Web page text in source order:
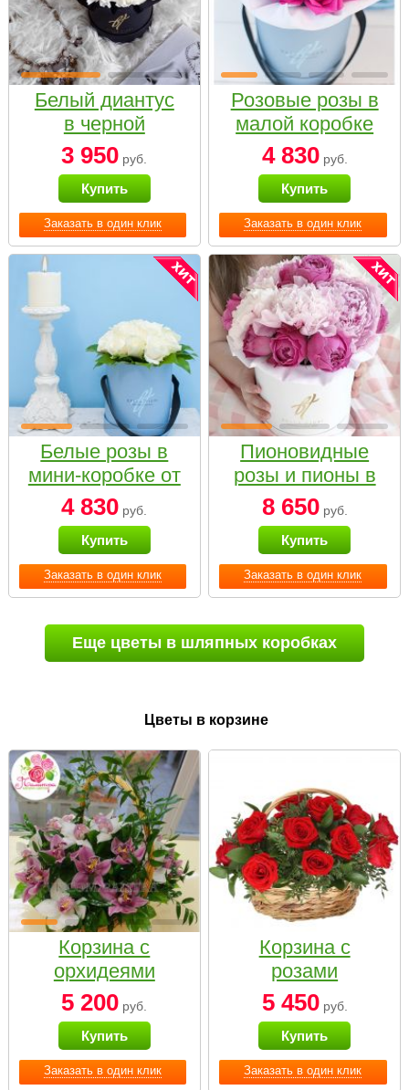
Заказать в один клик
Белый диантус
в черной
коробке Small
3 950 руб.
Купить
Заказать в один клик
Розовые розы в
малой коробке
4 830руб.
Купить
Заказать в один клик
Белые розы в
мини-коробке от
Bella Fiori
4 830 руб.
Купить
Заказать в один клик
Пионовидные
розы и пионы в
белой коробке
Small
8 650руб.
Купить
Еще цветы в шляпных коробках
Цветы в корзине
Заказать в один клик
Корзина с
орхидеями
малая
5 200 руб.
Купить
Заказать в один клик
Корзина с
розами
«Красный
Париж»
5 450руб.
Купить